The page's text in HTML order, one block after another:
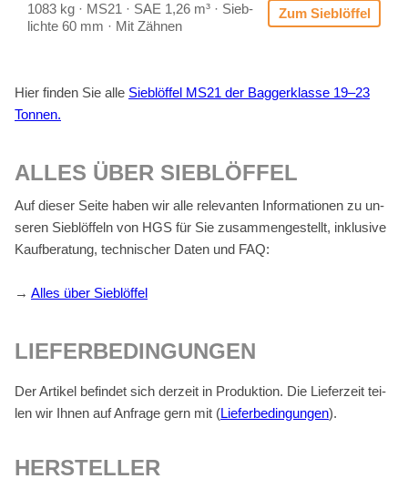
1083 kg · MS21 · SAE 1,26 m³ · Sieb­
lich­te 60 mm · Mit Zäh­nen
Zum Sieb­löf­fel
Hier fin­den Sie alle Sieb­löf­fel MS21 der Bag­ger­klas­se 19–23
Ton­nen.
AL­LES ÜBER SIEB­LÖF­FEL
Auf die­ser Sei­te ha­ben wir alle re­le­van­ten In­for­ma­tio­nen zu un­
se­ren Sieb­löf­feln von HGS für Sie zu­sam­men­ge­stellt, in­klu­si­ve
Kauf­be­ra­tung, tech­ni­scher Da­ten und FAQ:
→ Al­les über Sieb­löf­fel
LIE­FER­BE­DIN­GUN­GEN
Der Ar­ti­kel be­fin­det sich der­zeit in Pro­duk­ti­on. Die Lie­fer­zeit tei­
len wir Ih­nen auf An­fra­ge gern mit (Lie­fer­be­din­gun­gen).
HER­STEL­LER